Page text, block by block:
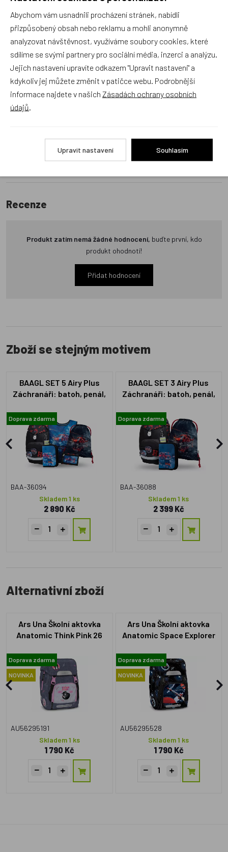
Dráček.cz
Položit dotaz
Recenze v detailu produktu a texty od zákazníků v poradně
odrážejí výhradně názory a stanoviska zákazníků. Provozovatel
e-shopu Dráček.cz texty zákazníků předem neschvaluje ani
neověřuje.
Zatím zde nejsou žádné dotazy. Buďte první, kdo se zeptá!
Recenze
Produkt zatím nemá žádné hodnocení, buďte první, kdo
produkt ohodnotí!
Přidat hodnocení
Zboží se stejným motivem
BAAGL SET 5 Airy Plus
Záchranáři: batoh, penál,
Doprava zdarma
BAA-36094
Skladem 1 ks
2 890 Kč
BAAGL SET 3 Airy Plus
Záchranáři: batoh, penál,
Doprava zdarma
BAA-36088
Skladem 1 ks
2 399 Kč
Alternativní zboží
Ars Una Školní aktovka
Anatomic Think Pink 26
Doprava zdarma
NOVINKA
AU56295191
Skladem 1 ks
1 790 Kč
Ars Una Školní aktovka
Anatomic Space Explorer
Doprava zdarma
NOVINKA
AU56295528
Skladem 1 ks
1 790 Kč
Abychom vám usnadnili procházení stránek, nabídli
přizpůsobený obsah nebo reklamu a mohli anonymně
analyzovat návštěvnost, využíváme soubory cookies, které
sdílíme se svými partnery pro sociální média, inzerci a analýzu.
Jejich nastavení upravíte odkazem "Upravit nastavení" a
kdykoliv jej můžete změnit v patičce webu. Podrobnější
informace najdete v našich Zásadách ochrany osobních
údajů
Upravit nastavení Souhlasím